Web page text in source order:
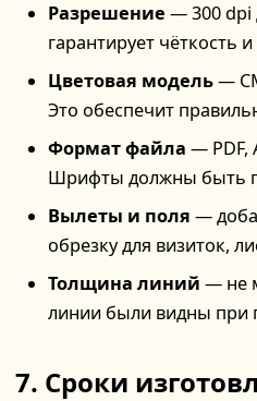
Разрешение — 300 dpi
гарантирует чёткость
Цветовая модель—
Это обеспечит
Формат файла — PDF,
Шрифты должны быть
Вылеты и поля —
обрезку для визиток,
Толщина линий — не
линии были видны при
7. Сроки